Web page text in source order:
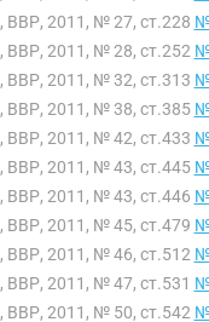
, ВВР, 2011, № 27, ст.228 №
, ВВР, 2011, № 28, ст.252 №
, ВВР, 2011, № 32, ст.313 №
, ВВР, 2011, № 38, ст.385 №
, ВВР, 2011, № 42, ст.433 №
, ВВР, 2011, № 43, ст.445 №
, ВВР, 2011, № 43, ст.446 №
, ВВР, 2011, № 45, ст.479 №
, ВВР, 2011, № 46, ст.512 №
, ВВР, 2011, № 47, ст.531 №
, ВВР, 2011, № 50, ст.542 №